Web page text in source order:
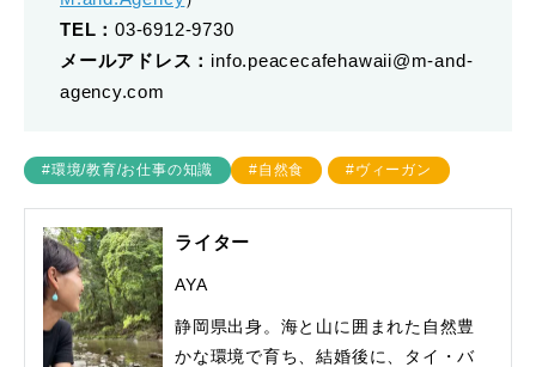
TEL：03-6912-9730
メールアドレス： info.peacecafehawaii@m-and-
agency.com
#環境/教育/お仕事の知識 #自然食 #ヴィーガン
ライター
AYA
静岡県出身。海と山に囲まれた自然豊
かな環境で育ち、結婚後に、タイ・バ